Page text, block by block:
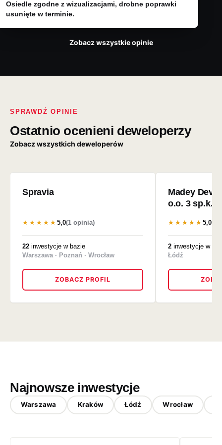
Osiedle zgodne z wizualizacjami, drobne poprawki
usunięte w terminie.
Zobacz wszystkie opinie
SPRAWDŹ OPINIE
Ostatnio ocenieni deweloperzy
Zobacz wszystkich deweloperów
Spravia
★★★★★ 5,0(1 opinia)
22 inwestycje w bazie
Warszawa · Poznań · Wrocław
ZOBACZ PROFIL
Madey
o.o. 3 sp.k.
★★★★★ 5,0(2
2inwestycje w
Łódź
Najnowsze inwestycje
Warszawa Kraków Łódź Wrocław